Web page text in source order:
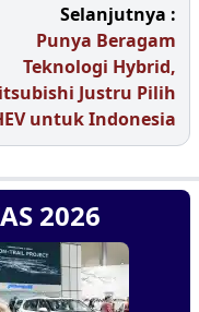
Selanjutnya :
Punya Beragam
Teknologi Hybrid,
Justru Pilih
untuk Indonesia
2026